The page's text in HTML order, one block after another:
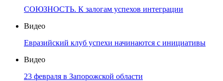
СОЮЗНОСТЬ. К залогам успехов интеграции
Видео
Евразийский клуб успехи начинаются с инициативы
Видео
23 февраля в Запорожской области